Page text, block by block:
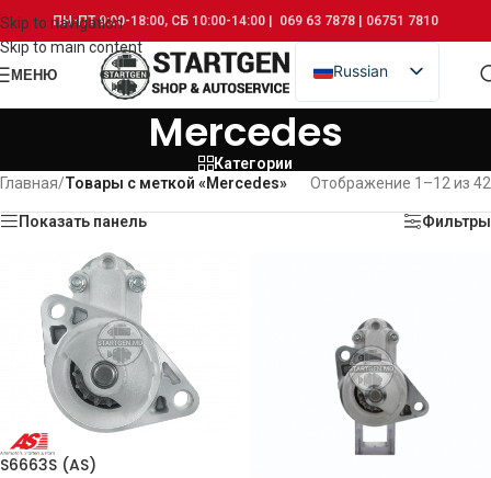
Skip to navigation
Skip to main content
ПН-ПТ 9:00-18:00, СБ 10:00-14:00 | 069 63 7878 | 06751 7810
МЕНЮ
Russian
Romanian
Mercedes
Категории
Главная/Товары с меткой «Mercedes» Отображение 1–12 из 42
Показать панель Фильтры
S6663S (AS)